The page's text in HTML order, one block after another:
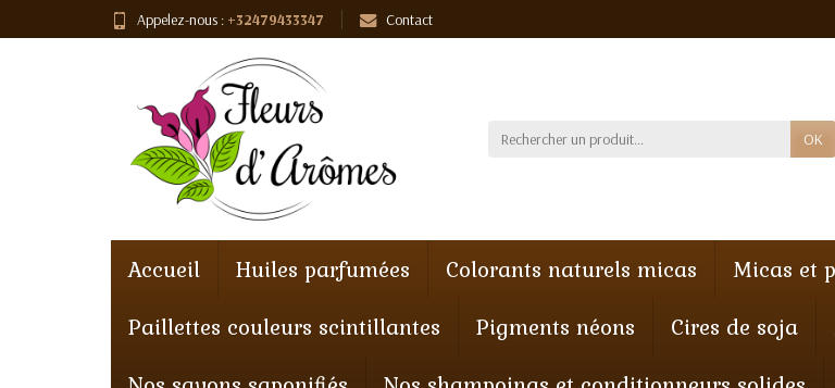
Appelez-nous : +32479433347 Contact
OK
Accueil Huiles parfumées Colorants naturels micas
Micas et
Paillettes couleurs scintillantes
Pigments néons Cires de soja